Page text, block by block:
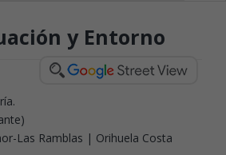
y Entorno
Las Ramblas | Orihuela Costa